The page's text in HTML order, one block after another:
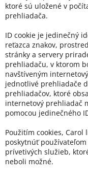
ktoré sú uložené v
prehliadača.
ID cookie je jedinečný
reťazca znakov,
stránky a servery
prehliadaču, v ktorom
navštíveným
jednotlivé prehliadače
prehliadačov, ktoré
internetový prehliadač
pomocou jedinečného
Použitím cookies, Carol
poskytnúť
prívetivých služieb,
neboli možné.